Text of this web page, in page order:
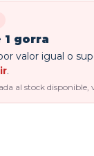
1 gorra
valor igual o
.
al stock disponible,